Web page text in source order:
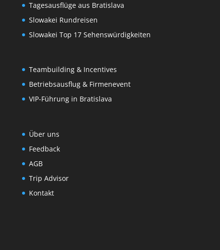
Tagesausflüge aus Bratislava
Slowakei Rundreisen
Slowakei Top 17 Sehenswürdigkeiten
Teambuilding & Incentives
Betriebsausflug & Firmenevent
VIP-Führung in Bratislava
Über uns
Feedback
AGB
Trip Advisor
Kontakt